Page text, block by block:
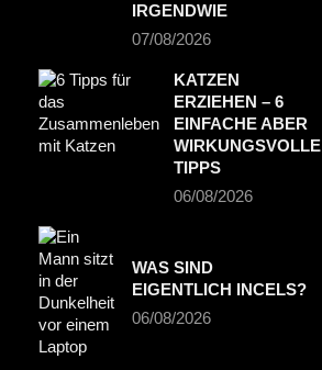
IRGENDWIE
07/08/2026
KATZEN
ERZIEHEN – 6
EINFACHE ABER
WIRKUNGSVOLLE
TIPPS
06/08/2026
WAS SIND
EIGENTLICH INCELS?
06/08/2026